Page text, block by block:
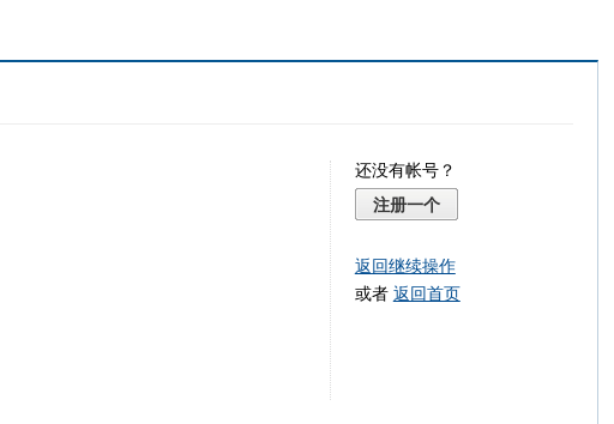
还没有帐号？
注册一个
返回继续操作
或者 返回首页